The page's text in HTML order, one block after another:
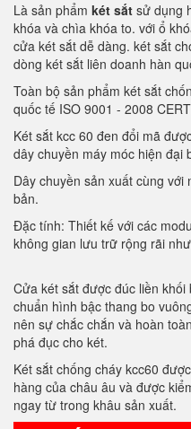
Là sản phẩm két sắt sử dụng
khóa và chìa khóa to. với ổ
cửa két sắt dễ dàng. két sắt
dòng két sắt liên doanh hàn
Toàn bộ sản phẩm két sắt
quốc tế ISO 9001 - 2008
Két sắt kcc 60 đen đổi mã
dây chuyền máy móc hiện đại
Dây chuyền sản xuất cùng
bản.
Đặc tính: Thiết kế với các
không gian lưu trữ rộng rãi
Cửa két sắt được đúc liền
chuẩn hình bậc thang bo
nên sự chắc chắn và hoàn
phá đục cho két.
Két sắt chống cháy kcc60
hàng của châu âu và được
ngay từ trong khâu sản xuất.